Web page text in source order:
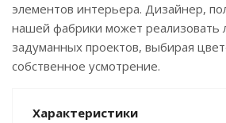
элементов интерьера. Дизайнер,
нашей фабрики может реализовать
задуманных проектов, выбирая
собственное усмотрение.
Характеристики